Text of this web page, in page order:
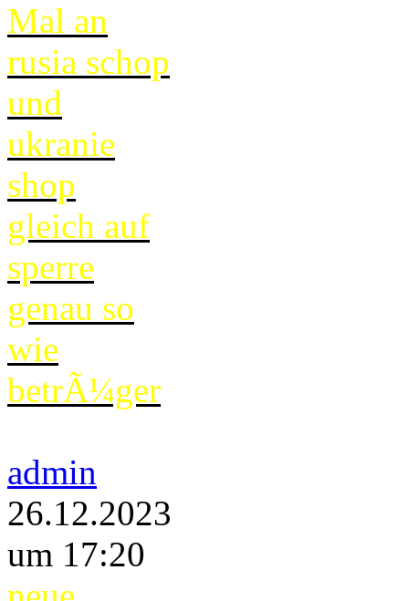
Mal an
rusia schop
und
ukranie
shop
gleich auf
sperre
genau so
wie
betrÃ¼ger
admin
26.12.2023
um 17:20